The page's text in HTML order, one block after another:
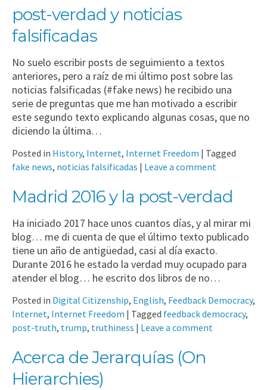
post-verdad y noticias
falsificadas
No suelo escribir posts de seguimiento a textos
anteriores, pero a raíz de mi último post sobre las
noticias falsificadas (#fake news) he recibido una
serie de preguntas que me han motivado a escribir
este segundo texto explicando algunas cosas, que no
diciendo la última…
Posted in History, Internet, Internet Freedom | Tagged
fake news, noticias falsificadas | Leave a comment
Madrid 2016 y la post-verdad
Ha iniciado 2017 hace unos cuantos días, y al mirar mi
blog… me di cuenta de que el último texto publicado
tiene un año de antigüedad, casi al día exacto.
Durante 2016 he estado la verdad muy ocupado para
atender el blog… he escrito dos libros de no…
Posted in Digital Citizenship, English, Feedback Democracy,
Internet, Internet Freedom | Tagged feedback democracy,
post-truth, trump, truthiness | Leave a comment
Acerca de Jerarquías (On
Hierarchies)